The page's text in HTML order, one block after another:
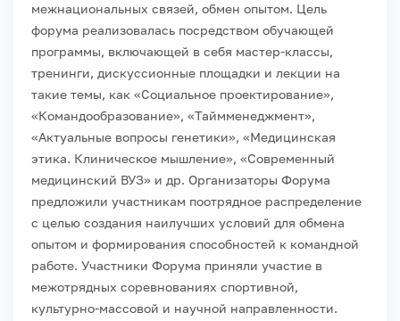
межнациональных связей, обмен опытом. Цель
форума реализовалась посредством обучающей
программы, включающей в себя мастер-классы,
тренинги, дискуссионные площадки и лекции на
такие темы, как «Социальное проектирование»,
«Командообразование», «Таймменеджмент»,
«Актуальные вопросы генетики», «Медицинская
этика. Клиническое мышление», «Современный
медицинский ВУЗ» и др. Организаторы Форума
предложили участникам поотрядное распределение
с целью создания наилучших условий для обмена
опытом и формирования способностей к командной
работе. Участники Форума приняли участие в
межотрядных соревнованиях спортивной,
культурно-массовой и научной направленности.